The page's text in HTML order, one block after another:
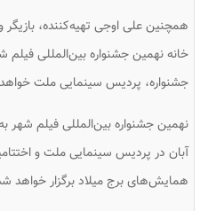
همچنین علی اوجی تهیه‌کننده، بازیگر
خانه نهمین جشنواره بین‌المللی فیلم
جشنواره، پردیس سینمایی ملت
همایش‌های برج میلاد برگزار خواهد